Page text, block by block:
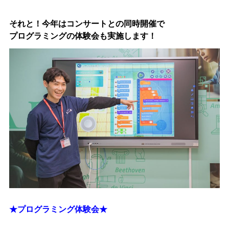
それと！今年はコンサートとの同時開催で
プログラミングの体験会も実施します！
★プログラミング体験会★